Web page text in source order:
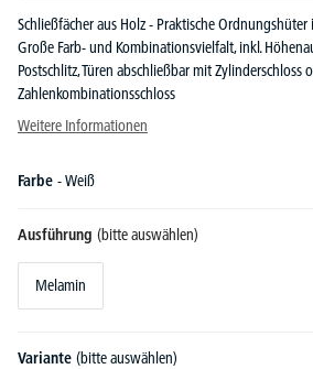
Schließfächer aus Holz - Praktische
Große Farb- und Kombinationsvielfalt, inkl.
Postschlitz, Türen abschließbar mit Zylinderschloss
Zahlenkombinationsschloss
Weitere Informationen
Farbe - Weiß
Ausführung (bitte auswählen)
Melamin
Variante (bitte auswählen)